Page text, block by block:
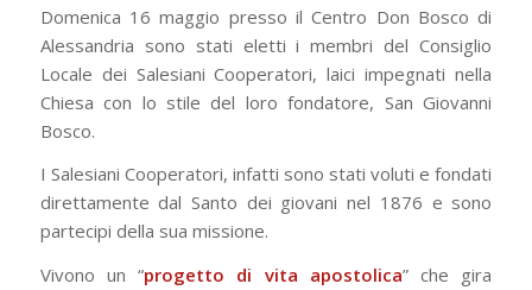
Domenica 16 maggio presso il Centro Don Bosco di
Alessandria sono stati eletti i membri del Consiglio
Locale dei Salesiani Cooperatori, laici impegnati nella
Chiesa con lo stile del loro fondatore, San Giovanni
Bosco.
I Salesiani Cooperatori, infatti sono stati voluti e fondati
direttamente dal Santo dei giovani nel 1876 e sono
partecipi della sua missione.
Vivono un “progetto di vita apostolica” che gira